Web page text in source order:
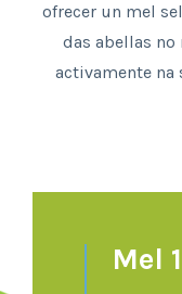
ofrecer un mel
das abellas no
activamente na
Mel